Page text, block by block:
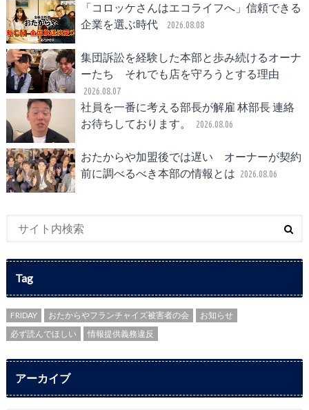
「コロッケさんはエコライフへ」信頼できる
企業を選ぶ時代
2026.08.08
集団訴訟を経験した本部と歩み続けるオーナ
ーたち それでも店を守ろうとする理由
2026.08.07
社員を一番に考える部長が解雇 林部長 連絡
お待ちしております。
2026.08.06
おたからや加盟後では遅い オーナーが契約
前に調べるべき本部の情報とは 2026.08.06
Tag
FRIDAY おたからやフランチャイズ被害者の会
お知らせ
必ず読んでほしい
情報提供義務違反
アーカイブ